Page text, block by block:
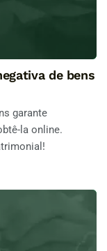
de bens
garante
la online.